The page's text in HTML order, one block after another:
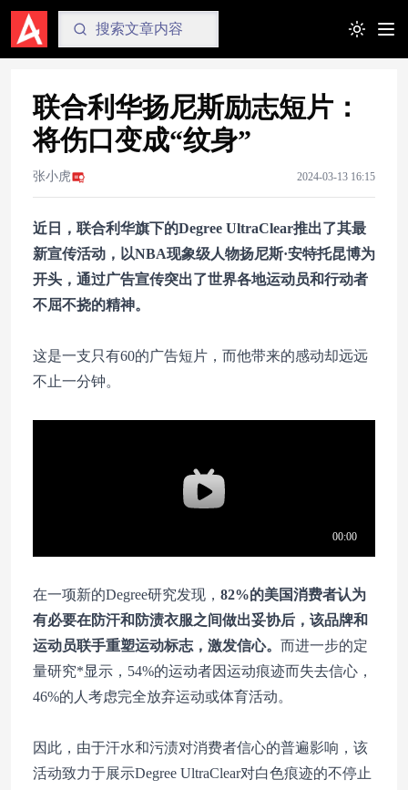
Toggle
联合利华扬尼斯励志短片：
将伤口变成“纹身”
张小虎 2024-03-13 16:15
近日，联合利华旗下的Degree UltraClear推出了其最
新宣传活动，以NBA现象级人物扬尼斯·安特托昆博为
开头，通过广告宣传突出了世界各地运动员和行动者
不屈不挠的精神。
这是一支只有60的广告短片，而他带来的感动却远远
不止一分钟。
在一项新的Degree研究发现， 82%的美国消费者认为
有必要在防汗和防渍衣服之间做出妥协后，该品牌和
运动员联手重塑运动标志，激发信心。 而进一步的定
量研究*显示，54%的运动者因运动痕迹而失去信心，
46%的人考虑完全放弃运动或体育活动。
因此，由于汗水和污渍对消费者信心的普遍影响，该
活动致力于展示Degree UltraClear对白色痕迹的不停止